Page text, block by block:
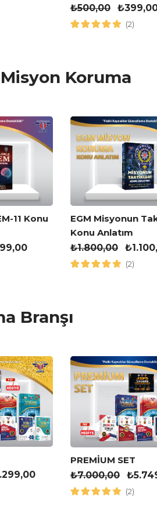
Kitabı
₺500,00 ₺
(2)
Misyon Koruma
11 Konu
EGM Misyonun
Konu Anlatım
₺1.800,00 ₺
(2)
Branşı
PREMİUM SET
₺7.000,00 ₺
(2)